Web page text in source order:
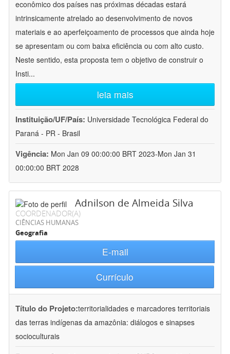
econômico dos países nas próximas décadas estará
intrinsicamente atrelado ao desenvolvimento de novos
materiais e ao aperfeiçoamento de processos que ainda hoje
se apresentam ou com baixa eficiência ou com alto custo.
Neste sentido, esta proposta tem o objetivo de construir o
Insti...
leia mais
Instituição/UF/País: Universidade Tecnológica Federal do
Paraná - PR - Brasil
Vigência: Mon Jan 09 00:00:00 BRT 2023-Mon Jan 31
00:00:00 BRT 2028
Adnilson de Almeida Silva
COORDENADOR(A)
CIÊNCIAS HUMANAS
Geografia
E-mail
Currículo
Título do Projeto:territorialidades e marcadores territoriais
das terras indígenas da amazônia: diálogos e sinapses
socioculturais